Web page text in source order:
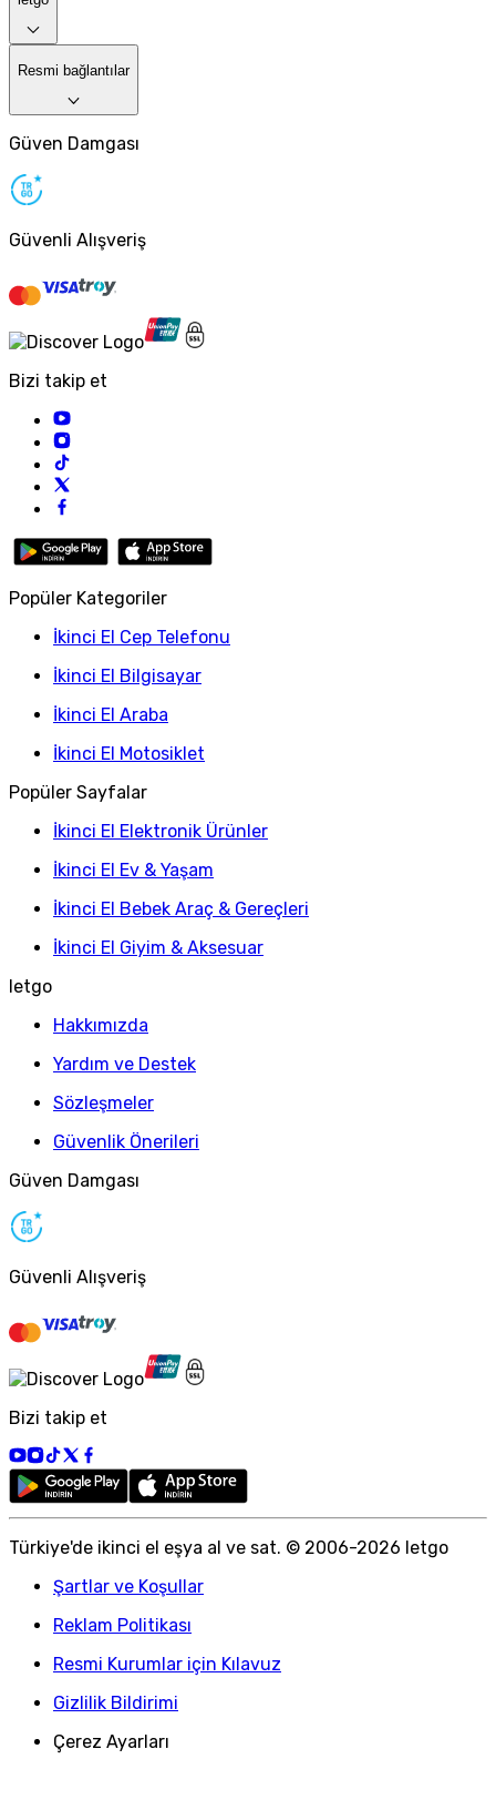
Resmi bağlantılar
Güven Damgası
Güvenli Alışveriş
Bizi takip et
Popüler Kategoriler
İkinci El Cep Telefonu
İkinci El Bilgisayar
İkinci El Araba
İkinci El Motosiklet
Popüler Sayfalar
İkinci El Elektronik Ürünler
İkinci El Ev & Yaşam
İkinci El Bebek Araç & Gereçleri
İkinci El Giyim & Aksesuar
letgo
Hakkımızda
Yardım ve Destek
Sözleşmeler
Güvenlik Önerileri
Güven Damgası
Güvenli Alışveriş
Bizi takip et
Türkiye'de ikinci el eşya al ve sat. © 2006-2026 letgo
Şartlar ve Koşullar
Reklam Politikası
Resmi Kurumlar için Kılavuz
Gizlilik Bildirimi
Çerez Ayarları